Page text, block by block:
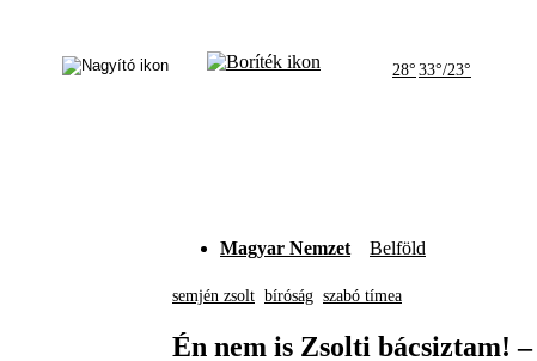
28° 33°/23°
Magyar Nemzet Belföld
semjén zsolt bíróság szabó tímea
Én nem is Zsolti bácsiztam!